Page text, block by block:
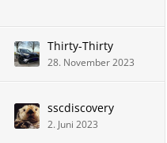
Thirty-Thirty
28. November 2023
sscdiscovery
2. Juni 2023